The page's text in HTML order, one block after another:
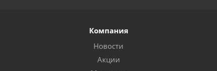
Компания
Новости
Акции